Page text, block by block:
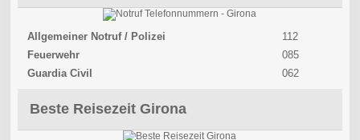
Allgemeiner Notruf / Polizei
112
Feuerwehr
085
Guardia Civil
062
Beste Reisezeit Girona